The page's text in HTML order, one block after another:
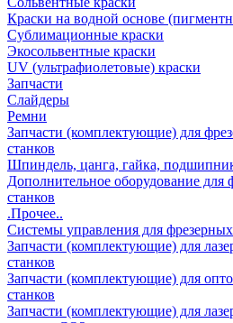
Краски на водной основе
Сублимационные краски
Экосольвентные краски
UV (ультрафиолетовые) краски
Запчасти
Слайдеры
Ремни
Запчасти (комплектующие) для
станков
Шпиндель, цанга, гайка,
Дополнительное оборудование для
станков
.Прочее..
Системы управления для
Запчасти (комплектующие) для
станков
Запчасти (комплектующие) для
станков
Запчасти (комплектующие) для